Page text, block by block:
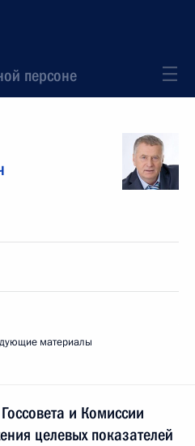
персоне
материалы
и Комиссии
целевых показателей